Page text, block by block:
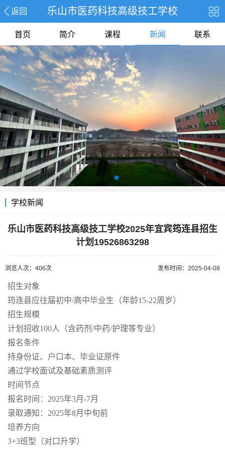
返回 乐山市医药科技高级技工学校
首页 简介 课程 新闻 联系
学校新闻
乐山市医药科技高级技工学校2025年宜宾筠连县招生
计划19526863298
浏览人次：406次 发布时间：2025-04-08
招生对象
筠连县应往届初中/高中毕业生（年龄15-22周岁）
招生规模
计划招收100人（含药剂/中药/护理等专业）
报名条件
持身份证、户口本、毕业证原件
通过学校面试及基础素质测评
时间节点
报名时间：2025年3月-7月
录取通知：2025年8月中旬前
培养方向
3+3班型（对口升学）